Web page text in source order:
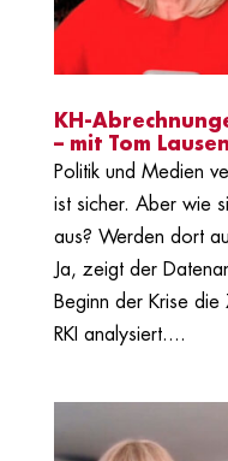
KH-
– mit Tom Lausen
Politik und Medien
ist sicher. Aber wie
aus? Werden dort
Ja, zeigt der
Beginn der Krise die
RKI analysiert....